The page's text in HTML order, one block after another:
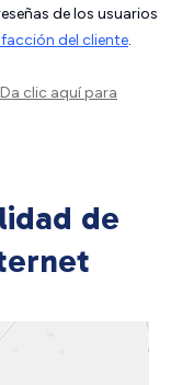
de los usuarios
del cliente.
Da clic aquípara
de